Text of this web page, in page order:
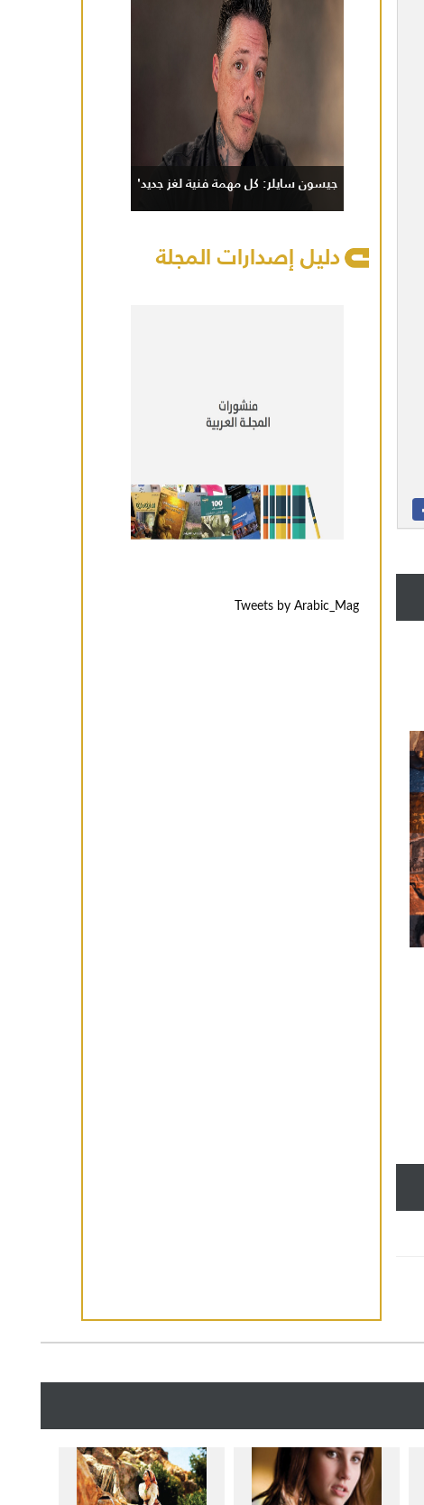
جيسون سايلر: كل مهمة فنية لغز جديد'
دليل إصدارات المجلة